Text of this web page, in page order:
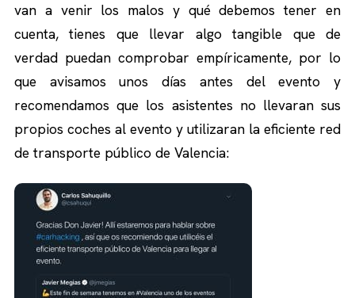
van a venir los malos y qué debemos tener en
cuenta, tienes que llevar algo tangible que de
verdad puedan comprobar empíricamente, por lo
que avisamos unos días antes del evento y
recomendamos que los asistentes no llevaran sus
propios coches al evento y utilizaran la eficiente red
de transporte público de Valencia: